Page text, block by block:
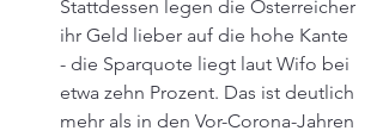
Stattdessen legen die Österreicher
ihr Geld lieber auf die hohe Kante
- die Sparquote liegt laut Wifo bei
etwa zehn Prozent. Das ist deutlich
mehr als in den Vor-Corona-Jahren